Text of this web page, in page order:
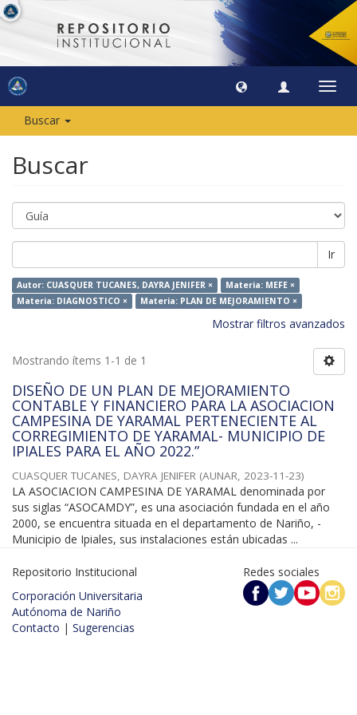
Buscar
Buscar
Ir
Autor: CUASQUER TUCANES, DAYRA JENIFER ×
Materia: MEFE ×
Materia: DIAGNOSTICO ×
Materia: PLAN DE MEJORAMIENTO ×
Mostrar filtros avanzados
Mostrando ítems 1-1 de 1
DISEÑO DE UN PLAN DE MEJORAMIENTO
CONTABLE Y FINANCIERO PARA LA ASOCIACION
CAMPESINA DE YARAMAL PERTENECIENTE AL
CORREGIMIENTO DE YARAMAL- MUNICIPIO DE
IPIALES PARA EL AÑO 2022.”
CUASQUER TUCANES, DAYRA JENIFER (AUNAR, 2023-11-23)
LA ASOCIACION CAMPESINA DE YARAMAL denominada por
sus siglas “ASOCAMDY”, es una asociación fundada en el año
2000, se encuentra situada en el departamento de Nariño, -
Municipio de Ipiales, sus instalaciones están ubicadas ...
Repositorio Institucional
Corporación Universitaria
Autónoma de Nariño
Contacto | Sugerencias
Redes sociales